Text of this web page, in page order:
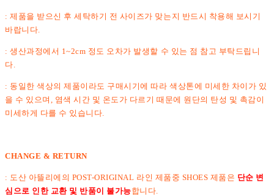
: 제품을 받으신 후 세탁하기 전 사이즈가 맞는지 반드시 착용해 보시기
바랍니다.
: 생산과정에서 1~2cm 정도 오차가 발생할 수 있는 점 참고 부탁드립니
다.
: 동일한 색상의 제품이라도 구매시기에 따라 색상톤에 미세한 차이가 있
을 수 있으며, 염색 시간 및 온도가 다르기 때문에 원단의 탄성 및 촉감이
미세하게 다를 수 있습니다.
CHANGE & RETURN
: 도산 아뜰리에의 POST-ORIGINAL 라인 제품중 SHOES 제품은 단순 변
심으로 인한 교환 및 반품이 불가능합니다.